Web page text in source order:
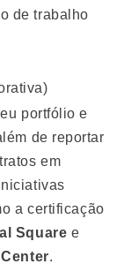
de trabalho
portfólio e
de reportar
em
a certificação
Square e
.